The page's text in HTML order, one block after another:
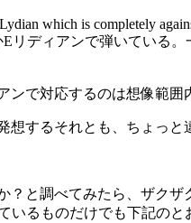
which is completely
Eリディアンで弾いてい
ンで対応するのは想像範
するそれとも、ちょっ
と調べてみたら、ザクザ
いるものだけでも下記のと